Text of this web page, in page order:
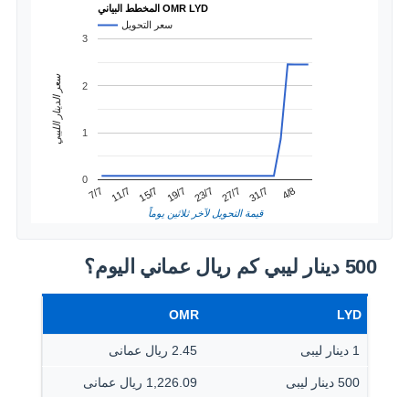
المخطط البياني OMR LYD
سعر التحويل
7/7 11/7 15/7 19/7 23/7 27/7 31/7 4/8
0
1
2
3
قيمة التحويل لآخر ثلاثين يوماً
سعر الدينار الليبي
500 دينار ليبي كم ريال عماني اليوم؟
LYD
OMR
1 دينار ليبى 2.45 ريال عمانى
500 دينار ليبى 1,226.09 ريال عمانى